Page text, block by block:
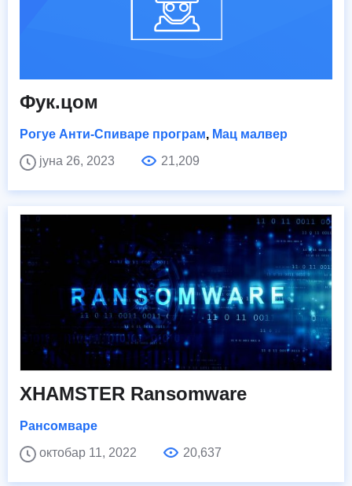
Фук.цом
Рогуе Анти-Спиваре програм, Мац малвер
јуна 26, 2023
21,209
XHAMSTER Ransomware
Рансомваре
октобар 11, 2022
20,637